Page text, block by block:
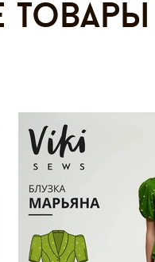
товары